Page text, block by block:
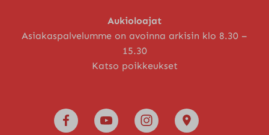
Aukioloajat
Asiakaspalvelumme on avoinna arkisin klo 8.30 –
15.30
Katso poikkeukset